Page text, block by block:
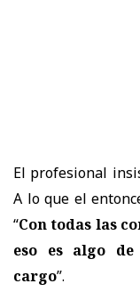
El profesional
A lo que el
“Con todas las
eso es algo
cargo”.